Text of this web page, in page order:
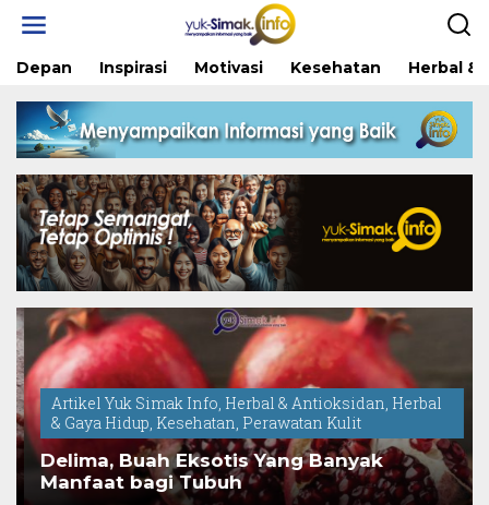
Depan Inspirasi Motivasi Kesehatan Herbal &
Artikel Yuk Simak Info,Herbal & Antioksidan,Herbal
& Gaya Hidup,Kesehatan,Perawatan Kulit
Delima, Buah Eksotis Yang Banyak
Manfaat bagi Tubuh